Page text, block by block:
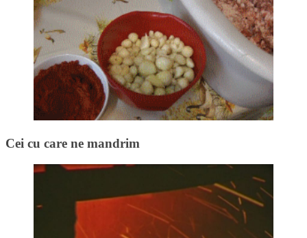
Cei cu care ne mandrim